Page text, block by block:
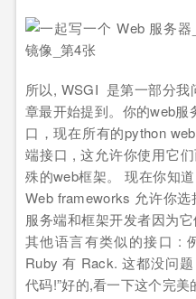
所以, WSGI 是第一部分
章最开始提到。你的web
口，现在所有的python
端接口 , 这允许你使用它
殊的web框架。 现在你知
Web frameworks 允许你
服务端和框架开发者因为
其他语言有类似的接口 :
Ruby 有 Rack. 这都没问
代码!”好的,看一下这个完